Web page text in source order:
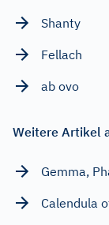
Shanty
Fellach
ab ovo
Weitere Artikel
Gemma,
Calendula